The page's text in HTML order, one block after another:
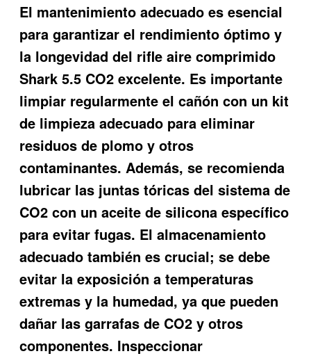
El mantenimiento adecuado es esencial
para garantizar el rendimiento óptimo y
la longevidad del rifle aire comprimido
Shark 5.5 CO2 excelente. Es importante
limpiar regularmente el cañón con un kit
de limpieza adecuado para eliminar
residuos de plomo y otros
contaminantes. Además, se recomienda
lubricar las juntas tóricas del sistema de
CO2 con un aceite de silicona específico
para evitar fugas. El almacenamiento
adecuado también es crucial; se debe
evitar la exposición a temperaturas
extremas y la humedad, ya que pueden
dañar las garrafas de CO2 y otros
componentes. Inspeccionar